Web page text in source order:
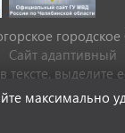
Сайт адаптивный
тексте, выделите
максимально